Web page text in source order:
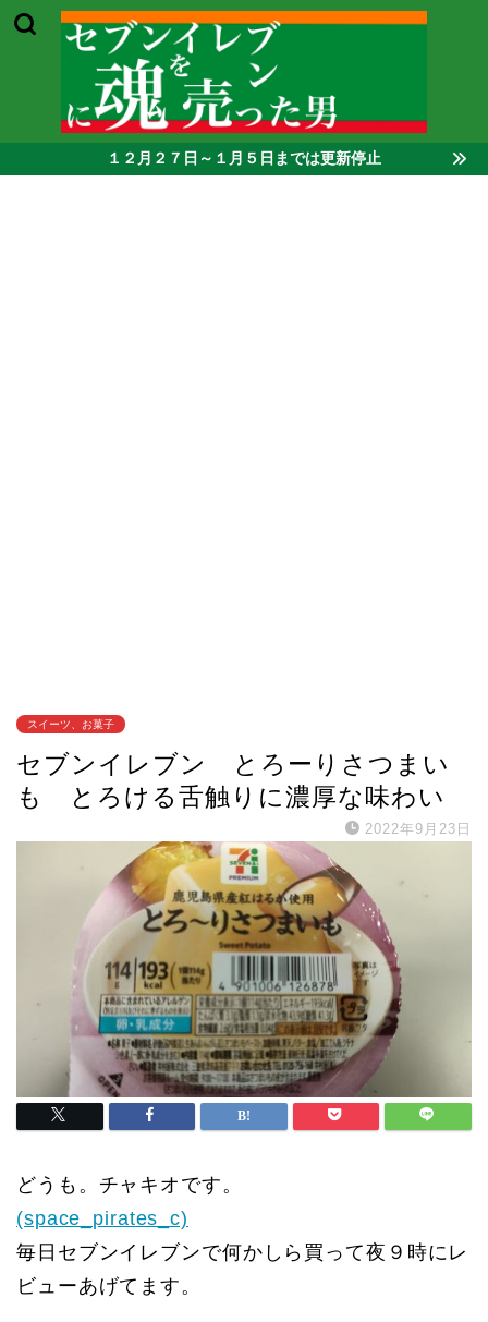
１２月２７日～１月５日までは更新停止
スイーツ、お菓子
セブンイレブン とろーりさつまい
も とろける舌触りに濃厚な味わい
2022年9月23日
どうも。チャキオです。
(space_pirates_c)
毎日セブンイレブンで何かしら買って夜９時にレ
ビューあげてます。